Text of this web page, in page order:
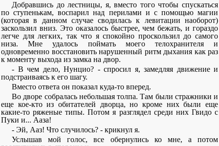
Добравшись до лестницы, я, вместо того чтобы спускаться
по ступенькам, воспарил над перилами и с помощью магии
(которая в данном случае сводилась к левитации наоборот)
заскользил вниз. Это оказалось быстрее, чем бежать, и гораздо
легче для легких, так что я спокойно проскользил до самого
низа. Мне удалось поймать моего телохранителя и
одновременно восстановить нарушенный ритм дыхания как раз
к моменту выхода из замка на двор.
- В чем дело, Нунцио? - спросил я, замедляя движение и
подстраиваясь к его шагу.
Вместо ответа он показал куда-то вперед.
Во дворе собралась небольшая толпа. Там были стражники и
еще кое-кто из обитателей дворца, но кроме них были еще
какие-то ряженые типы. Потом я разглядел среди них Гвидо с
Пуки и... Ааза!
- Эй, Ааз! Что случилось? - крикнул я.
Услышав мой голос, все обернулись ко мне, а потом